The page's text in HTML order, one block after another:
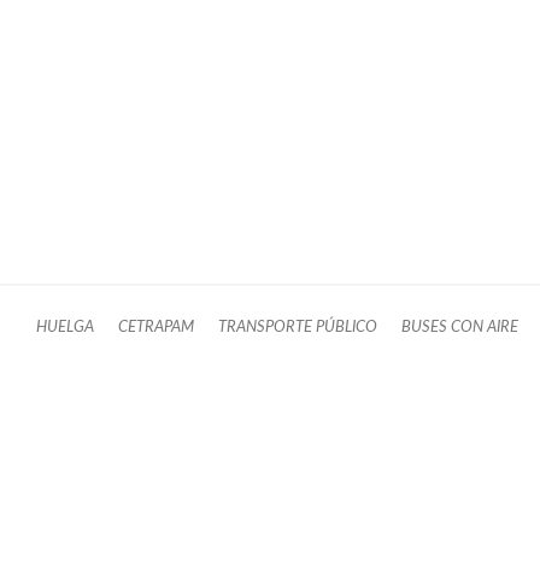
HUELGA CETRAPAM TRANSPORTE PÚBLICO BUSES CON AIRE